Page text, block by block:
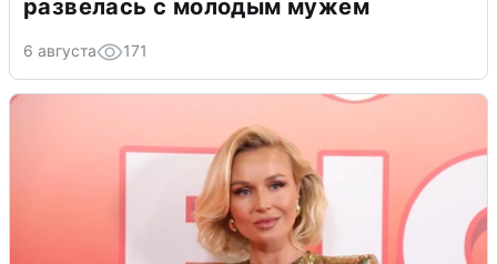
развелась с молодым мужем
6 августа 171